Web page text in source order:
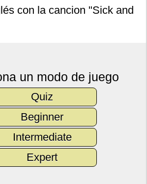
con la cancion "Sick and
un modo de juego
Quiz
Beginner
Intermediate
Expert